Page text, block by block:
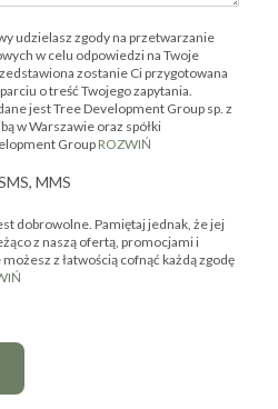
udzielasz zgody na przetwarzanie
w celu odpowiedzi na Twoje
zostanie Ci przygotowana
o treść Twojego zapytania.
jest Tree Development Group sp. z
w Warszawie oraz spółki
Group ROZWIŃ
MMS
dobrowolne. Pamiętaj jednak, że jej
z naszą ofertą, promocjami i
z łatwością cofnąć każdą zgodę